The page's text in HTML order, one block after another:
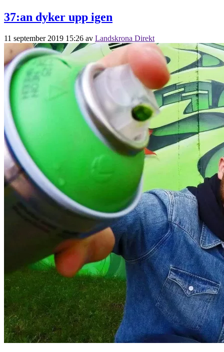
37:an dyker upp igen
11 september 2019 15:26 av Landskrona Direkt